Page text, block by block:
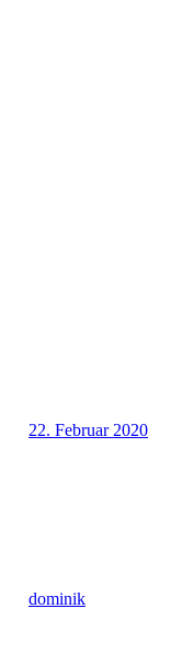
22. Februar 2020
dominik